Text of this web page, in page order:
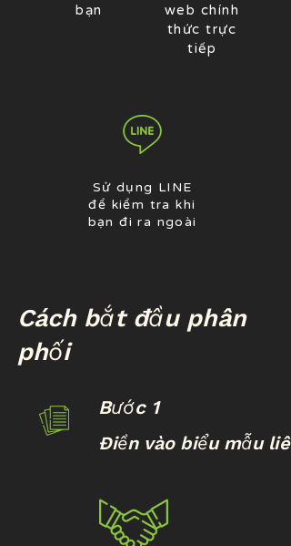
bạn
web chính
thức trực
tiếp
Sử dụng LINE
để kiểm tra khi
bạn đi ra ngoài
Cách bắt đầu phân
phối
Bước 1
Điền vào biểu mẫu